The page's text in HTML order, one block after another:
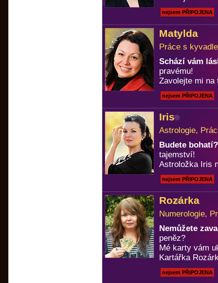
nejsem PŘIPOJENA
Matylda
Práce s
Schází vám
pravému!
Zavolejte mi
nejsem PŘIPOJENA
Iris
Astrologie,
Budete bohatí?
tajemství!
Astroložka Iris
nejsem PŘIPOJENA
Rozárka
Numerologie,
Nemůžete
peněz?
Mé karty vám
Kartářka
nejsem PŘIPOJENA